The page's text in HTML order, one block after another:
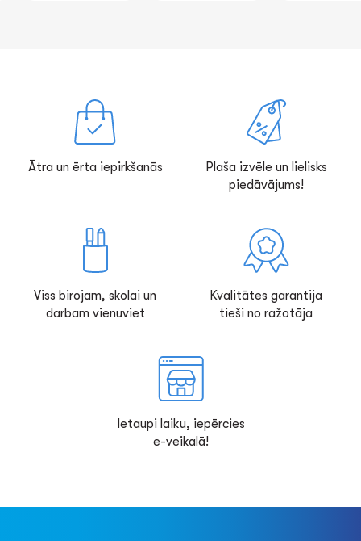
Ātra un ērta iepirkšanās
Plaša izvēle un lielisks
piedāvājums!
Viss birojam, skolai un
darbam vienuviet
Kvalitātes garantija
tieši no ražotāja
Ietaupi laiku, iepērcies
e-veikalā!